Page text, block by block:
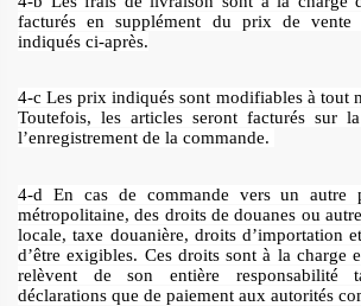
facturés en supplément du prix de
indiqués ci-après.
4-c Les prix indiqués sont modifiables à tout
Toutefois, les articles seront facturés sur
l’enregistrement de la commande.
4-d En cas de commande vers un autre
métropolitaine, des droits de douanes ou
locale, taxe douanière, droits d’importation
d’être exigibles. Ces droits sont à la charge
relèvent de son entière responsabilité
déclarations que de paiement aux autorités